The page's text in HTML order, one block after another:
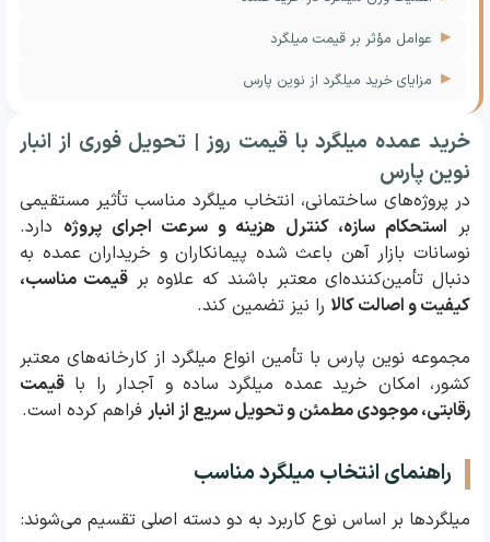
تماس
عوامل مؤثر بر قیمت میلگرد
مزایای خرید میلگرد از نوین پارس
خرید عمده میلگرد با قیمت روز | تحویل فوری از انبار
نوین پارس
در پروژه‌های ساختمانی، انتخاب میلگرد مناسب تأثیر مستقیمی
بر استحکام سازه، کنترل هزینه و سرعت اجرای پروژه دارد.
نوسانات بازار آهن باعث شده پیمانکاران و خریداران عمده به
دنبال تأمین‌کننده‌ای معتبر باشند که علاوه برقیمت مناسب،
کیفیت و اصالت کالا را نیز تضمین کند.
مجموعه نوین پارس با تأمین انواع میلگرد از کارخانه‌های معتبر
کشور، امکان خرید عمده میلگرد ساده و آجدار را با قیمت
رقابتی، موجودی مطمئن و تحویل سریع از انبار فراهم کرده است.
راهنمای انتخاب میلگرد مناسب
میلگردها بر اساس نوع کاربرد به دو دسته اصلی تقسیم می‌شوند: